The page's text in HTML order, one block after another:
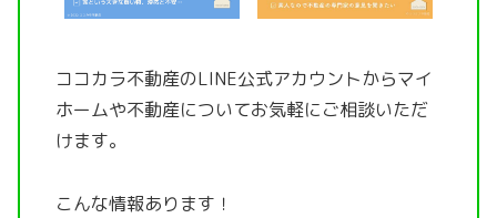
ココカラ不動産のLINE公式アカウントからマイ
ホームや不動産についてお気軽にご相談いただ
けます。
こんな情報あります！